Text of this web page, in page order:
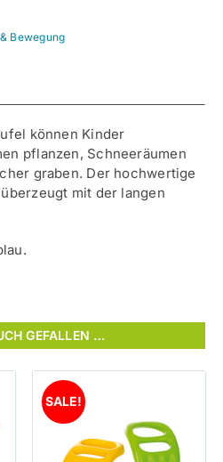
Bewegung
können Kinder
pflanzen, Schneeräumen
graben. Der hochwertige
mit der langen
GEFALLEN …
SALE!